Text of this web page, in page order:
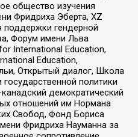
общество изучения
Фридриха Эберта, XZ
поддержки гендерной
Форум имени Льва
International Education,
Education,
Открытый диалог, Школа
политики
демократический
отношений им Нормана
Свобод, Фонд Бориса
Фридриха Науманна за